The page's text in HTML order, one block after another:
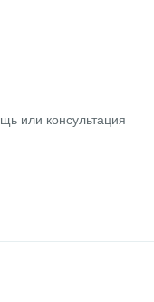
или консультация